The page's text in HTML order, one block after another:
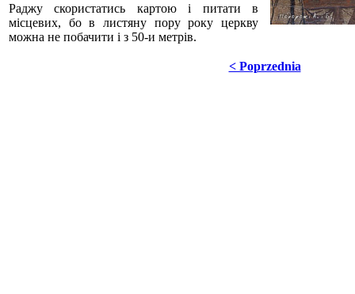
Раджу скористатись картою і питати в
місцевих, бо в листяну пору року церкву
можна не побачити і з 50-и метрів.
< Poprzednia